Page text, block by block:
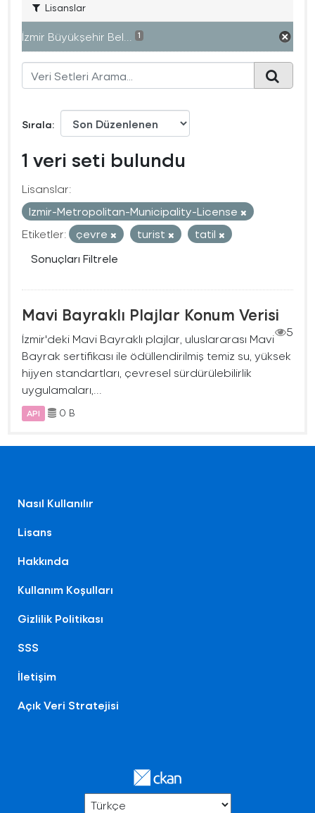
Lisanslar
İzmir Büyükşehir Bel... 1
Sırala
1 veri seti bulundu
Lisanslar:
Izmir-Metropolitan-Municipality-License
Etiketler:
çevre turist
tatil
Sonuçları Filtrele
Mavi Bayraklı Plajlar Konum Verisi
5
İzmir'deki Mavi Bayraklı plajlar, uluslararası Mavi
Bayrak sertifikası ile ödüllendirilmiş temiz su, yüksek
hijyen standartları, çevresel sürdürülebilirlik
uygulamaları,...
API 0 B
Nasıl Kullanılır
Lisans
Hakkında
Kullanım Koşulları
Gizlilik Politikası
SSS
İletişim
Açık Veri Stratejisi